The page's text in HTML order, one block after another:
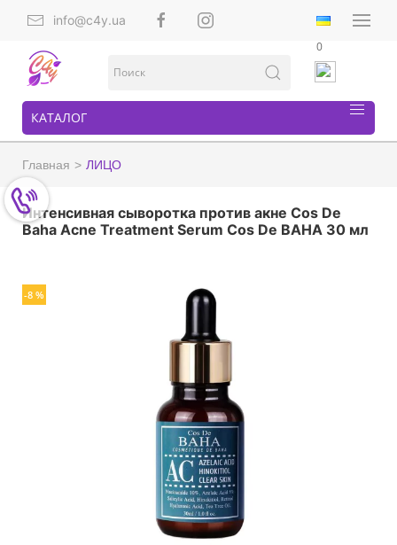
info@c4y.ua
0
КАТАЛОГ
Главная ЛИЦО
Интенсивная сыворотка против акне Cos De
Baha Acne Treatment Serum Cos De BAHA 30 мл
-8 %